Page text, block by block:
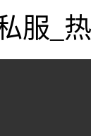
服_